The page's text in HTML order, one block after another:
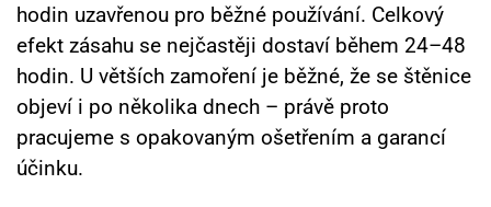
hodin uzavřenou pro běžné používání. Celkový
efekt zásahu se nejčastěji dostaví během 24–48
hodin. U větších zamoření je běžné, že se štěnice
objeví i po několika dnech – právě proto
pracujeme s opakovaným ošetřením a garancí
účinku.